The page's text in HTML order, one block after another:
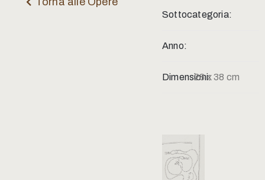
Sottocategoria:
Anno:
Dimensioni:28 x 38 cm